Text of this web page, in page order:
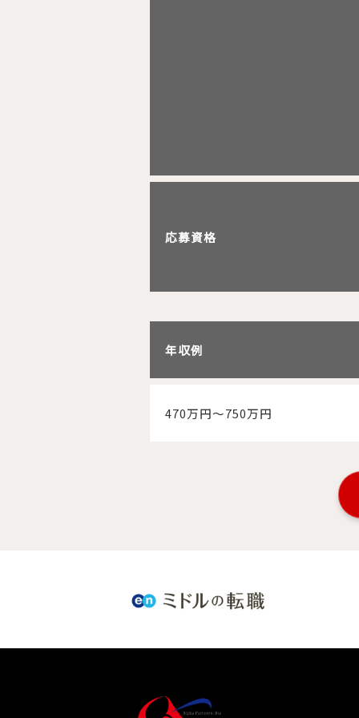
応募資格
年収例
470万円～750万円